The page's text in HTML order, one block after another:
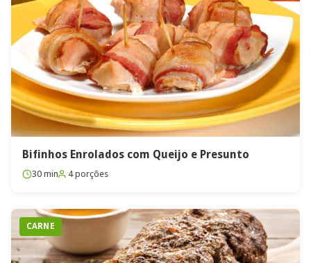
Bifinhos Enrolados com Queijo e Presunto
30 min 4 porções
CARNE